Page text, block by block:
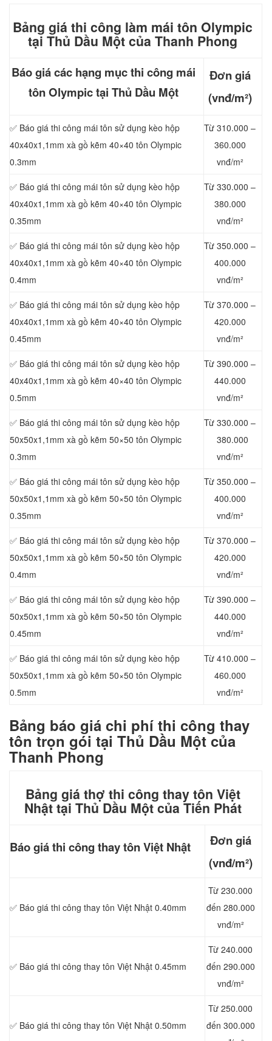
Bảng giá thi công làm mái tôn Olympic
tại Thủ Dầu Một của Thanh Phong
Báo giá các hạng mục thi công mái
tôn Olympic tại Thủ Dầu Một
Đơn giá
(vnđ/m²)
✅ Báo giá thi công mái tôn sử dụng kèo hộp
40x40x1,1mm xà gồ kẽm 40×40 tôn Olympic
0.3mm
Từ 310.000 –
360.000
vnđ/m²
✅ Báo giá thi công mái tôn sử dụng kèo hộp
40x40x1,1mm xà gồ kẽm 40×40 tôn Olympic
0.35mm
Từ 330.000 –
380.000
vnđ/m²
✅ Báo giá thi công mái tôn sử dụng kèo hộp
40x40x1,1mm xà gồ kẽm 40×40 tôn Olympic
0.4mm
Từ 350.000 –
400.000
vnđ/m²
✅ Báo giá thi công mái tôn sử dụng kèo hộp
40x40x1,1mm xà gồ kẽm 40×40 tôn Olympic
0.45mm
Từ 370.000 –
420.000
vnđ/m²
✅ Báo giá thi công mái tôn sử dụng kèo hộp
40x40x1,1mm xà gồ kẽm 40×40 tôn Olympic
0.5mm
Từ 390.000 –
440.000
vnđ/m²
✅ Báo giá thi công mái tôn sử dụng kèo hộp
50x50x1,1mm xà gồ kẽm 50×50 tôn Olympic
0.3mm
Từ 330.000 –
380.000
vnđ/m²
✅ Báo giá thi công mái tôn sử dụng kèo hộp
50x50x1,1mm xà gồ kẽm 50×50 tôn Olympic
0.35mm
Từ 350.000 –
400.000
vnđ/m²
✅ Báo giá thi công mái tôn sử dụng kèo hộp
50x50x1,1mm xà gồ kẽm 50×50 tôn Olympic
0.4mm
Từ 370.000 –
420.000
vnđ/m²
✅ Báo giá thi công mái tôn sử dụng kèo hộp
50x50x1,1mm xà gồ kẽm 50×50 tôn Olympic
0.45mm
Từ 390.000 –
440.000
vnđ/m²
✅ Báo giá thi công mái tôn sử dụng kèo hộp
50x50x1,1mm xà gồ kẽm 50×50 tôn Olympic
0.5mm
Từ 410.000 –
460.000
vnđ/m²
Bảng báo giá chi phí thi công thay
tôn trọn gói tại Thủ Dầu Một của
Thanh Phong
Bảng giá thợ thi công thay tôn Việt
Nhật tại Thủ Dầu Một của Tiến Phát
Báo giá thi công thay tôn Việt Nhật
Đơn giá
(vnđ/m²)
✅ Báo giá thi công thay tôn Việt Nhật 0.40mm
Từ 230.000
đến 280.000
vnđ/m²
✅ Báo giá thi công thay tôn Việt Nhật 0.45mm
Từ 240.000
đến 290.000
vnđ/m²
✅ Báo giá thi công thay tôn Việt Nhật 0.50mm
Từ 250.000
đến 300.000